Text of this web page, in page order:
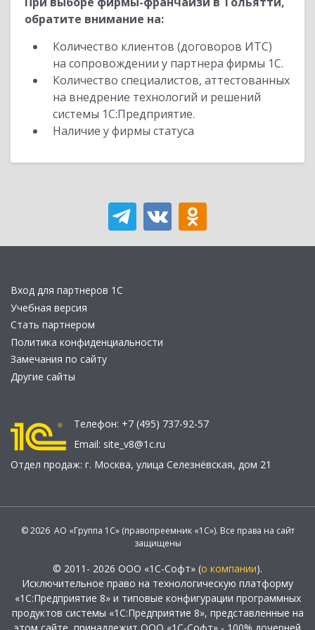
обратите внимание на:
Количество клиентов (договоров ИТС)
на сопровождении у партнера фирмы 1С.
Количество специалистов, аттестованных
на внедрение технологий и решений
системы 1С:Предприятие.
Наличие у фирмы статуса
Вход для партнеров 1С
Учебная версия
Стать партнером
Политика конфиденциальности
Замечания по сайту
Другие сайты
Телефон: +7 (495) 737-92-57
Email: site_v8@1c.ru
Отдел продаж: г. Москва, улица Селезнёвская, дом 21
© 2026 АО «Группа 1С» (правопреемник «1С»). Все права на сайт
защищены
© 2011- 2026 ООО «1С-Софт» (о компании).
Исключительное право на технологическую платформу
«1С:Предприятие 8» и типовые конфигурации программных
продуктов системы «1С:Предприятие 8», представленные на